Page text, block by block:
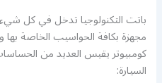
باتت التكنولوجيا تدخل في كل شيء
مجهزة بكافة الحواسيب الخاصة بها
كومبيوتر يقيس العديد من
السيارة: